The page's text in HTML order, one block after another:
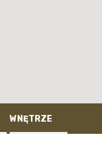
WNĘTRZE